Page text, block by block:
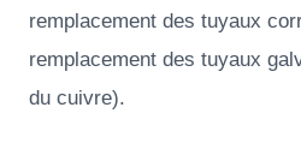
remplacement des tuyaux
remplacement des tuyaux
du cuivre).